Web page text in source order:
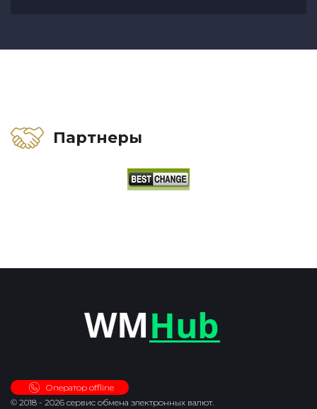
Партнеры
© 2018 - 2026 сервис обмена электронных валют.
Оператор offline